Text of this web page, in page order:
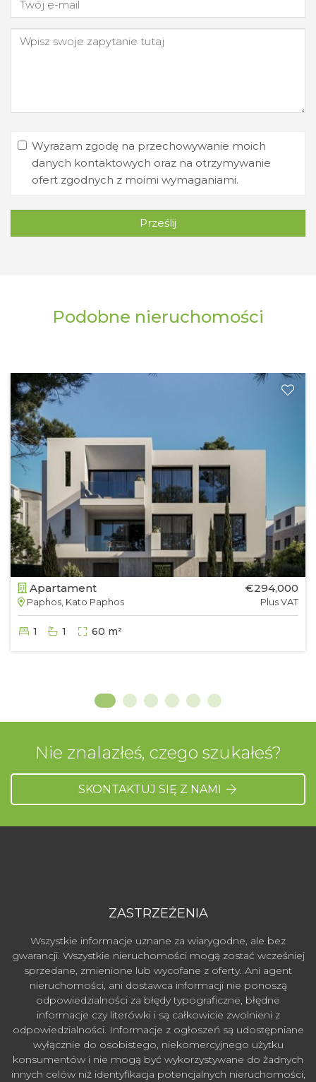
Wyrażam zgodę na przechowywanie moich
danych kontaktowych oraz na otrzymywanie
ofert zgodnych z moimi wymaganiami.
Prześlij
Podobne nieruchomości
Apartament
Paphos, Kato Paphos
€294,000
Plus VAT
1 1 60 m²
Nie znalazłeś, czego szukałeś?
SKONTAKTUJ SIĘ Z NAMI
ZASTRZEŻENIA
Wszystkie informacje uznane za wiarygodne, ale bez
gwarancji. Wszystkie nieruchomości mogą zostać wcześniej
sprzedane, zmienione lub wycofane z oferty. Ani agent
nieruchomości, ani dostawca informacji nie ponoszą
odpowiedzialności za błędy typograficzne, błędne
informacje czy literówki i są całkowicie zwolnieni z
odpowiedzialności. Informacje z ogłoszeń są udostępniane
wyłącznie do osobistego, niekomercyjnego użytku
konsumentów i nie mogą być wykorzystywane do żadnych
innych celów niż identyfikacja potencjalnych nieruchomości,